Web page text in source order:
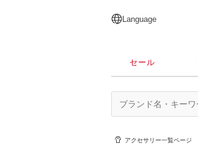
日本語
English
简体中文
繁體中文
Language
セール
アクセサリー一覧ページ